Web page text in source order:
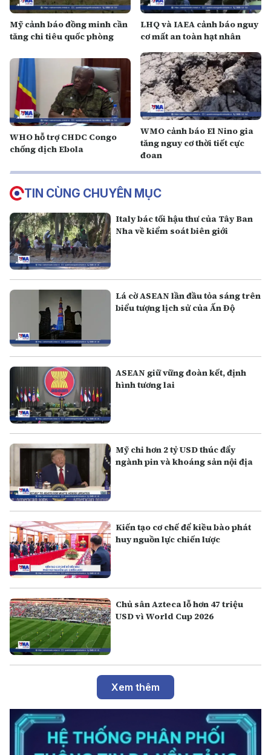
Mỹ cảnh báo đồng minh cần
tăng chi tiêu quốc phòng
LHQ và IAEA cảnh báo nguy
cơ mất an toàn hạt nhân
WHO hỗ trợ CHDC Congo
chống dịch Ebola
WMO cảnh báo El Nino gia
tăng nguy cơ thời tiết cực
đoan
TIN CÙNG CHUYÊN MỤC
Italy bác tối hậu thư của Tây Ban
Nha về kiểm soát biên giới
Lá cờ ASEAN lần đầu tỏa sáng trên
biểu tượng lịch sử của Ấn Độ
ASEAN giữ vững đoàn kết, định
hình tương lai
Mỹ chi hơn 2 tỷ USD thúc đẩy
ngành pin và khoáng sản nội địa
Kiến tạo cơ chế để kiều bào phát
huy nguồn lực chiến lược
Chủ sân Azteca lỗ hơn 47 triệu
USD vì World Cup 2026
Xem thêm